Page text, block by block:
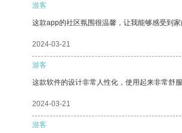
游客
这款app的社区氛围很温馨，让我能够感受到家
2024-03-21
游客
这款软件的设计非常人性化，使用起来非常舒服
2024-03-21
游客